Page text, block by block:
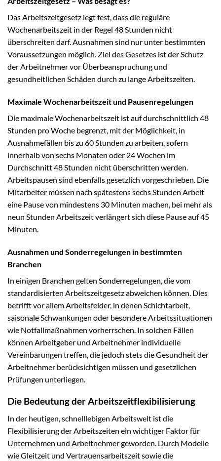
Das Arbeitszeitgesetz legt fest, dass die reguläre
Wochenarbeitszeit in der Regel 48 Stunden nicht
überschreiten darf. Ausnahmen sind nur unter bestimmten
Voraussetzungen möglich. Ziel des Gesetzes ist der Schutz
der Arbeitnehmer vor Überbeanspruchung und
gesundheitlichen Schäden durch zu lange Arbeitszeiten.
Maximale Wochenarbeitszeit und Pausenregelungen
Die maximale Wochenarbeitszeit ist auf durchschnittlich 48
Stunden pro Woche begrenzt, mit der Möglichkeit, in
Ausnahmefällen bis zu 60 Stunden zu arbeiten, sofern
innerhalb von sechs Monaten oder 24 Wochen im
Durchschnitt 48 Stunden nicht überschritten werden.
Arbeitspausen sind ebenfalls gesetzlich vorgeschrieben. Die
Mitarbeiter müssen nach spätestens sechs Stunden Arbeit
eine Pause von mindestens 30 Minuten machen, bei mehr als
neun Stunden Arbeitszeit verlängert sich diese Pause auf 45
Minuten.
Ausnahmen und Sonderregelungen in bestimmten
Branchen
In einigen Branchen gelten Sonderregelungen, die vom
standardisierten Arbeitszeitgesetz abweichen können. Dies
betrifft vor allem Arbeitsfelder, in denen Schichtarbeit,
saisonale Schwankungen oder besondere Arbeitssituationen
wie Notfallmaßnahmen vorherrschen. In solchen Fällen
können Arbeitgeber und Arbeitnehmer individuelle
Vereinbarungen treffen, die jedoch stets die Gesundheit der
Arbeitnehmer berücksichtigen müssen und gesetzlichen
Prüfungen unterliegen.
Die Bedeutung der Arbeitszeitflexibilisierung
In der heutigen, schnelllebigen Arbeitswelt ist die
Flexibilisierung der Arbeitszeiten ein wichtiger Faktor für
Unternehmen und Arbeitnehmer geworden. Durch Modelle
wie Gleitzeit und Vertrauensarbeitszeit sowie die